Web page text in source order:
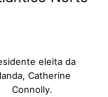
eleita da
Catherine
Connolly.